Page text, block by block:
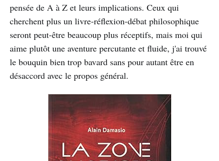
pensée de A à Z et leurs implications. Ceux qui
cherchent plus un livre-réflexion-débat philosophique
seront peut-être beaucoup plus réceptifs, mais moi qui
aime plutôt une aventure percutante et fluide, j'ai trouvé
le bouquin bien trop bavard sans pour autant être en
désaccord avec le propos général.